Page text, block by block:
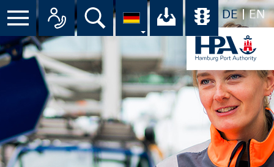
DE EN
Menü Alle Ansprechpartner im
Suche Ihr Download-